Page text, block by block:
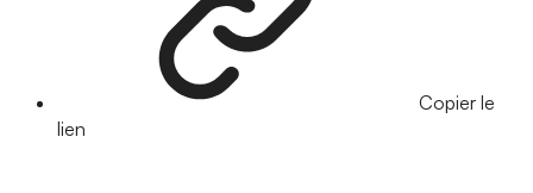
Copier le
lien